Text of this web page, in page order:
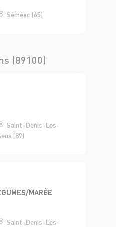
Séméac (65)
(89100)
Saint-Denis-Les-
(89)
MARÉE
Saint-Denis-Les-